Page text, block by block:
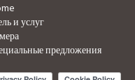
и услуг
предложения